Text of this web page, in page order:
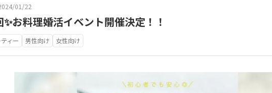
01/22
お料理婚活イベント開催決定！！
ィー 男性向け 女性向け